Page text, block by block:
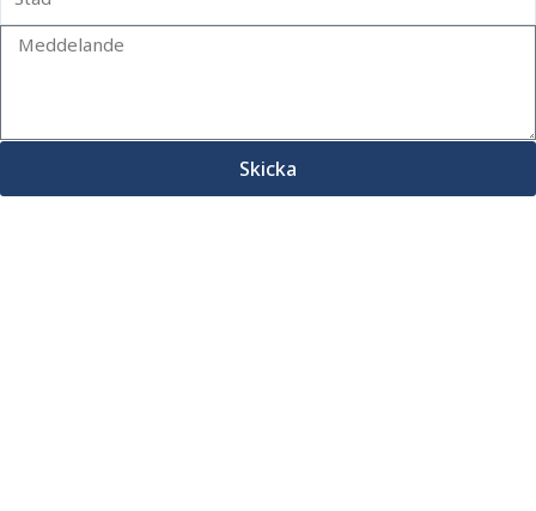
Skicka